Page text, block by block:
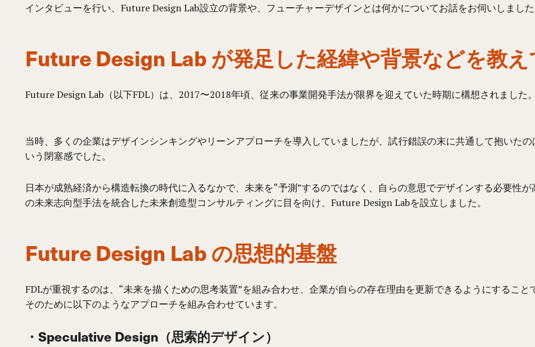
インタビューを行い、Future Design Lab設立の背景や、フューチャーデザインとは何かについてお話をお伺いしました
Future Design Lab が発足した経緯や背景などを教え
Future Design Lab（以下FDL）は、2017〜2018年頃、従来の事業開発手法が限界を迎えていた時期に構想されました。
当時、多くの企業はデザインシンキングやリーンアプローチを導入していましたが、試行錯誤の末に共通して抱いた
いう閉塞感でした。
日本が成熟経済から構造転換の時代に入るなかで、未来を“予測”するのではなく、自らの意思でデザインする必要性
の未来志向型手法を統合した未来創造型コンサルティングに目を向け、Future Design Labを設立しました。
Future Design Lab の思想的基盤
FDLが重視するのは、“未来を描くための思考装置”を組み合わせ、企業が自らの存在理由を更新できるようにすること
そのために以下のようなアプローチを組み合わせています。
・Speculative Design（思索的デザイン）